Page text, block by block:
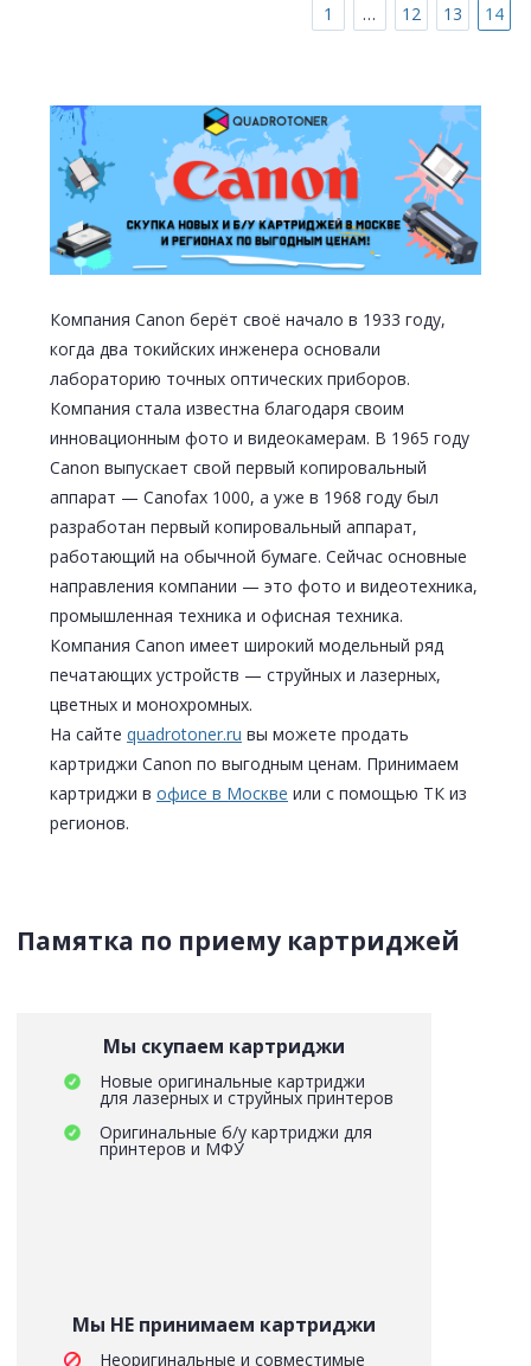
1 … 12 13 14
Компания Canon берёт своё начало в 1933 году,
когда два токийских инженера основали
лабораторию точных оптических приборов.
Компания стала известна благодаря своим
инновационным фото и видеокамерам. В 1965 году
Canon выпускает свой первый копировальный
аппарат — Canofax 1000, а уже в 1968 году был
разработан первый копировальный аппарат,
работающий на обычной бумаге. Сейчас основные
направления компании — это фото и видеотехника,
промышленная техника и офисная техника.
Компания Canon имеет широкий модельный ряд
печатающих устройств — струйных и лазерных,
цветных и монохромных.
На сайте quadrotoner.ru вы можете продать
картриджи Canon по выгодным ценам. Принимаем
картриджи в офисе в Москве или с помощью ТК из
регионов.
Памятка по приему картриджей
Мы скупаем картриджи
Новые оригинальные картриджи
для лазерных и струйных принтеров
Оригинальные б/у картриджи для
принтеров и МФУ
Мы НЕ принимаем картриджи
Неоригинальные и совместимые